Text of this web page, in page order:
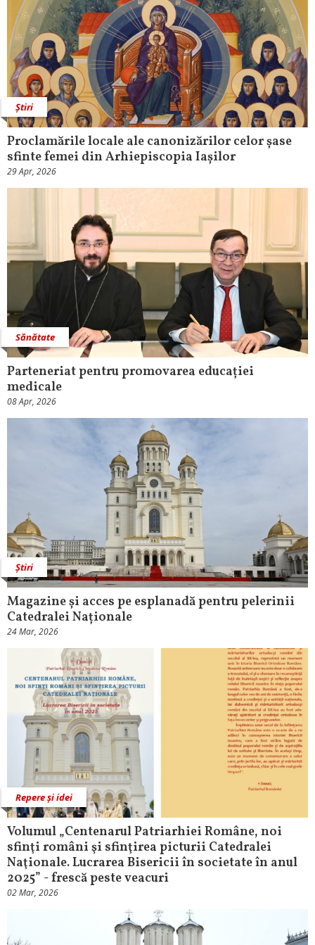
Știri
Proclamările locale ale canonizărilor celor șase
sfinte femei din Arhiepiscopia Iașilor
29 Apr, 2026
Sănătate
Parteneriat pentru promovarea educației
medicale
08 Apr, 2026
Știri
Magazine și acces pe esplanadă pentru pelerinii
Catedralei Naționale
24 Mar, 2026
Repere și idei
Volumul „Centenarul Patriarhiei Române, noi
sfinţi români şi sfinţirea picturii Catedralei
Naţionale. Lucrarea Bisericii în societate în anul
2025” - frescă peste veacuri
02 Mar, 2026